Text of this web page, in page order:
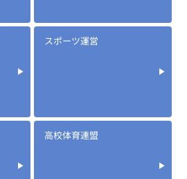
スポーツ運営
高校体育連盟